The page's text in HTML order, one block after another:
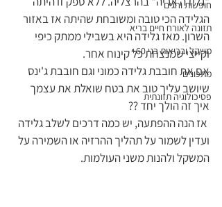
חופשות וחגים
תזונה לאורח חיים בריא
משקל ובריאות בני 60+
מתכונים
פסיכולוגיה תזונתית
הגלידה הכי טובה ומשובחת שהיתה אז באזור
השרון. מאז גלידה היא בשבילי ממתק כיפי
וקייצי שמנצחת כל קינוח אחר.
אם את חובבת גלידה כמוני וגם חובבת ג'ינס
שיושב עליך טוב את בטח שואלת את עצמך
איך זה הולך יחד ??
אז הנה ההפתעה, יש כמה דרכים לשלב גלידה
ועדין לשמור על תהליך ההרזיה או השמירה על
המשקל ולהנות משני העולמות.